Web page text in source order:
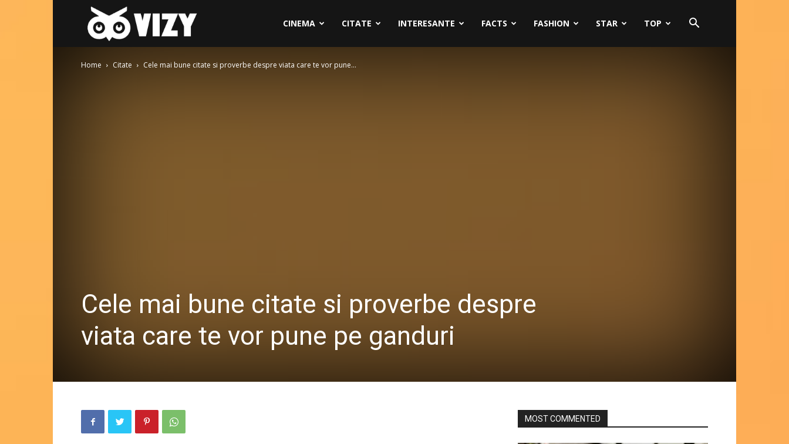
fest
CINEMA CITATE INTERESANTE FACTS FASHION STAR TOP
Home Citate Cele mai bune citate si proverbe despre viata care te vor pune...
Cele mai bune citate si proverbe despre
viata care te vor pune pe ganduri
MOST COMMENTED